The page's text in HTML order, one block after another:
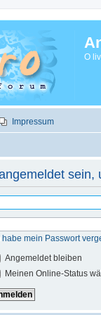
O
Impressum
sein,
habe mein Passwort
Angemeldet bleiben
Meinen Online-Status